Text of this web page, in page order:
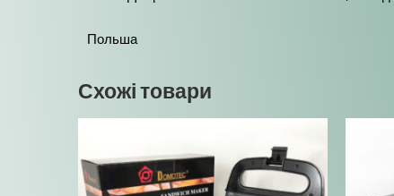
Польша
Схожі товари